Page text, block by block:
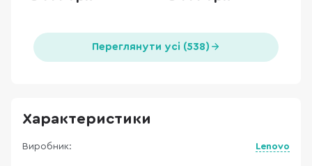
Переглянути усі (538)
Характеристики
Виробник: Lenovo